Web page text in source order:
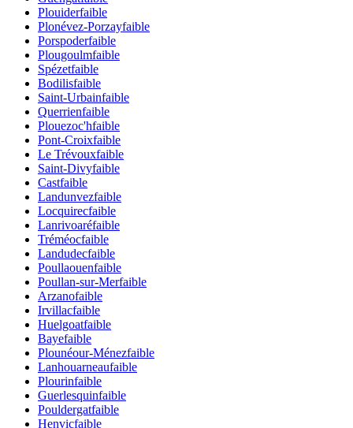
Plouiderfaible
Plonévez-Porzayfaible
Porspoderfaible
Plougoulmfaible
Spézetfaible
Bodilisfaible
Saint-Urbainfaible
Querrienfaible
Plouezoc'hfaible
Pont-Croixfaible
Le Trévouxfaible
Saint-Divyfaible
Castfaible
Landunvezfaible
Locquirecfaible
Lanrivoaréfaible
Tréméocfaible
Landudecfaible
Poullaouenfaible
Poullan-sur-Merfaible
Arzanofaible
Irvillacfaible
Huelgoatfaible
Bayefaible
Plounéour-Ménezfaible
Lanhouarneaufaible
Plourinfaible
Guerlesquinfaible
Pouldergatfaible
Henvicfaible